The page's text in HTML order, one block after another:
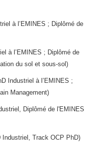
à l’EMINES ; Diplômé de
à l’EMINES ; Diplômé de
du sol et sous-sol)
Industriel à l’EMINES ;
Management)
Diplômé de l'EMINES
Industriel, Track OCP PhD)